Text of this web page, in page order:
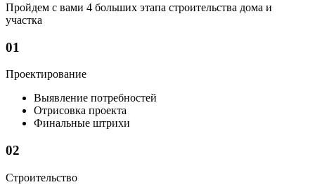
Пройдем с вами 4 больших этапа строительства дома и
участка
01
Проектирование
Выявление потребностей
Отрисовка проекта
Финальные штрихи
02
Строительство